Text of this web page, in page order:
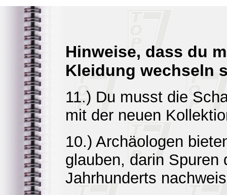
Hinweise, dass du
Kleidung wechseln
11.) Du musst die
mit der neuen
10.) Archäologen
glauben, darin Spuren
Jahrhunderts